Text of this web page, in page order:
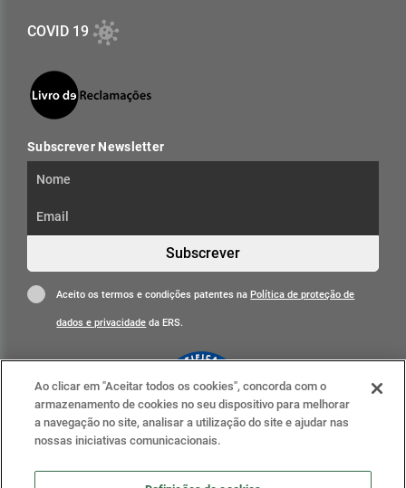
COVID 19
Subscrever Newsletter
Subscrever
Aceito os termos e condições patentes naPolítica de proteção de
dados e privacidade da ERS.
Clique para mais informações
ERS nas redes sociais
Ao clicar em "Aceitar todos os cookies", concorda com o
armazenamento de cookies no seu dispositivo para melhorar
a navegação no site, analisar a utilização do site e ajudar nas
nossas iniciativas comunicacionais.